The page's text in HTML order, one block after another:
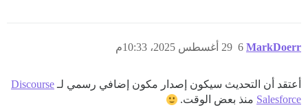
MarkDoerr 29 أغسطس 2025، 10:33م 6
أعتقد أن التحديث سيكون إصدار مكون إضافي رسمي لـ Discourse
Salesforce منذ بعض الوقت.